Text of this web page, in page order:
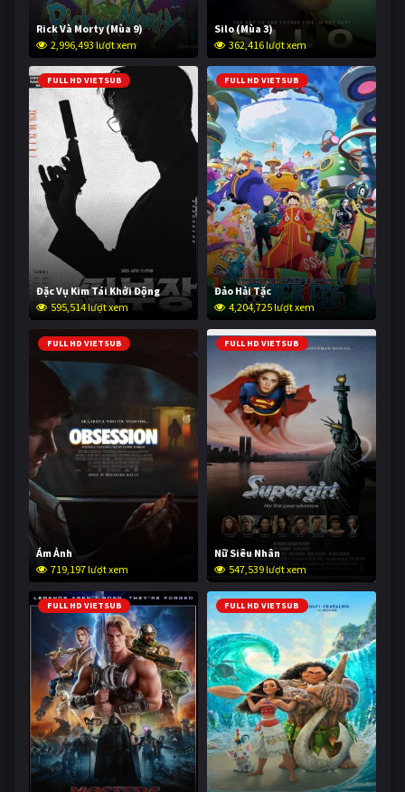
Rick Và Morty (Mùa 9)
2,996,493 lượt xem
Silo (Mùa 3)
362,416 lượt xem
FULL HD VIETSUB
Đặc Vụ Kim Tái Khởi Động
595,514 lượt xem
FULL HD VIETSUB
Đảo Hải Tặc
4,204,725 lượt xem
FULL HD VIETSUB
Ám Ảnh
719,197 lượt xem
FULL HD VIETSUB
Nữ Siêu Nhân
547,539 lượt xem
FULL HD VIETSUB FULL HD VIETSUB